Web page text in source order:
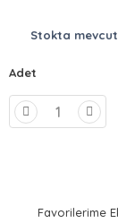
Stokta mevcut
Adet